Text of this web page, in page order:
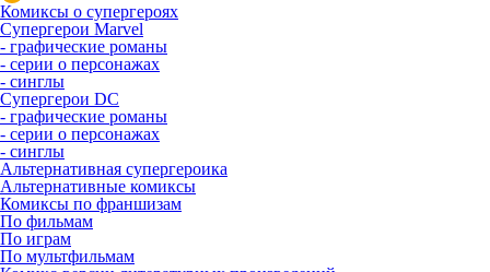
Комиксы о супергероях
Супергерои Marvel
- графические романы
- серии о персонажах
- синглы
Супергерои DC
- графические романы
- серии о персонажах
- синглы
Альтернативная супергероика
Альтернативные комиксы
Комиксы по франшизам
По фильмам
По играм
По мультфильмам